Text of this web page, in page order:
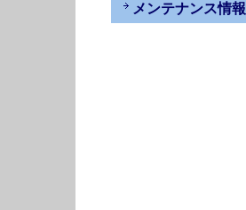
メンテナンス情報